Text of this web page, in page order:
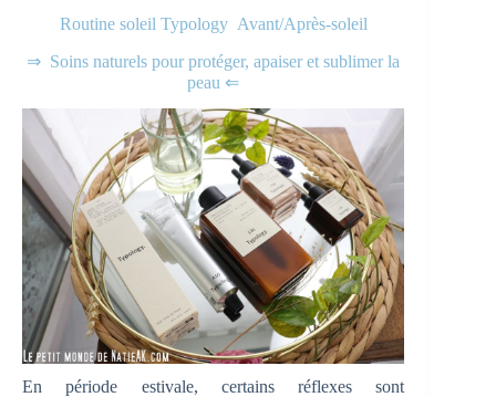
Routine soleil Typology Avant/Après-soleil
⇒ Soins naturels pour protéger, apaiser et sublimer la
peau ⇐
En période estivale, certains réflexes sont